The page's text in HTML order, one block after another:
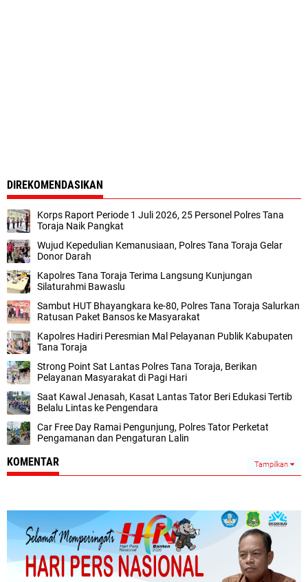
DIREKOMENDASIKAN
Korps Raport Periode 1 Juli 2026, 25 Personel Polres Tana
Toraja Naik Pangkat
Wujud Kepedulian Kemanusiaan, Polres Tana Toraja Gelar
Donor Darah
Kapolres Tana Toraja Terima Langsung Kunjungan
Silaturahmi Bawaslu
Sambut HUT Bhayangkara ke-80, Polres Tana Toraja Salurkan
Ratusan Paket Bansos ke Masyarakat
Kapolres Hadiri Peresmian Mal Pelayanan Publik Kabupaten
Tana Toraja
Strong Point Sat Lantas Polres Tana Toraja, Berikan
Pelayanan Masyarakat di Pagi Hari
Saat Kawal Jenasah, Kasat Lantas Tator Beri Edukasi Tertib
Belalu Lintas ke Pengendara
Car Free Day Ramai Pengunjung, Polres Tator Perketat
Pengamanan dan Pengaturan Lalin
KOMENTAR Tampilkan